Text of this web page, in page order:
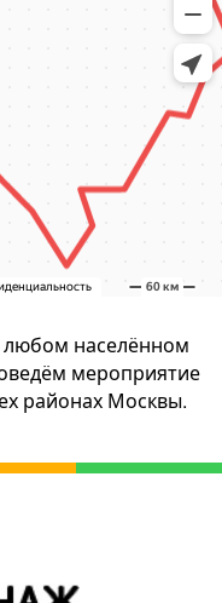
любом населённом
мероприятие
районах Москвы.